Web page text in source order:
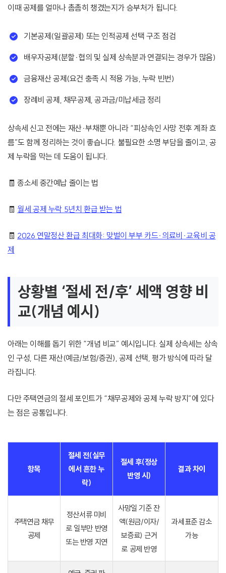
이때 공제를 얼마나 촘촘히 챙겼는지가 승부처가 됩니다.
기본공제(일괄공제) 또는 인적공제 선택 구조 점검
배우자공제(분할·협의 및 실제 상속분과 연결되는 경우가 많음)
금융재산 공제(요건 충족 시 적용 가능, 누락 빈번)
장례비 공제, 채무공제, 공과금/미납세금 정리
상속세 신고 전에는 재산·부채뿐 아니라 “피상속인 사망 전후 계좌 흐
름”도 함께 정리하는 것이 좋습니다. 불필요한 소명 부담을 줄이고, 공
제 누락을 막는 데 도움이 됩니다.
🧾 종소세 중간예납 줄이는 법
🧾 월세 공제 누락 5년치 환급 받는 법
🧾 2026 연말정산 환급 최대화: 맞벌이 부부 카드·의료비·교육비 공
제
상황별 ‘절세 전/후’ 세액 영향 비
교(개념 예시)
아래는 이해를 돕기 위한 “개념 비교” 예시입니다. 실제 상속세는 상속
인 구성, 다른 재산(예금/보험/증권), 공제 선택, 평가 방식에 따라 달
라집니다.
다만 주택연금의 절세 포인트가 “채무공제와 공제 누락 방지”에 있다
는 점은 공통입니다.
항목
절세 전(실무
에서 흔한 누
락)
절세 후(정상
반영 시)
결과 차이
주택연금 채무
공제
정산서류 미비
로 일부만 반영
또는 반영 지연
사망일 기준 잔
액(원금/이자/
보증료) 근거
로 공제 반영
과세표준 감소
가능